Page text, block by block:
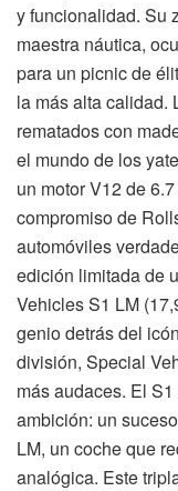
y funcionalidad. Su
maestra náutica,
para un picnic de
la más alta calidad.
rematados con
el mundo de los
un motor V12 de
compromiso de
automóviles
edición limitada de
Vehicles S1 LM
genio detrás del
división, Special
más audaces. El
ambición: un
LM, un coche que
analógica. Este